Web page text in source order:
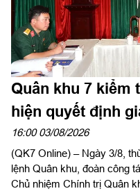
Quân khu 7
hiện quyết định
PTKV tại TP
16:00 03/08/2026
(QK7 Online) – Ngày 3/8,
lệnh Quân khu, đoàn công
Chủ nhiệm Chính trị Quân